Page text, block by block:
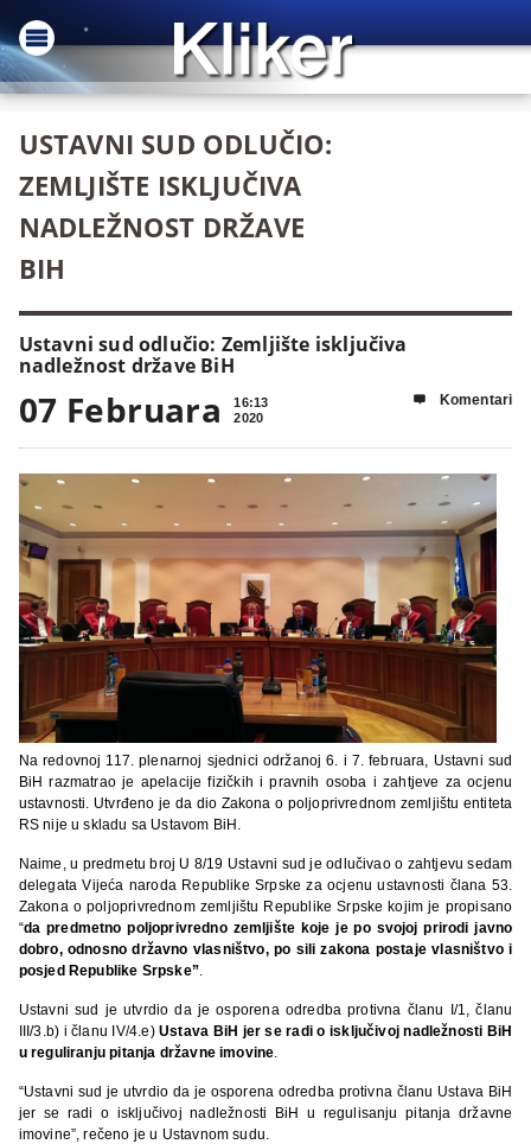
USTAVNI SUD ODLUČIO:
ZEMLJIŠTE ISKLJUČIVA
NADLEŽNOST DRŽAVE
BIH
Ustavni sud odlučio: Zemljište isključiva
nadležnost države BiH
07 Februara
16:13
2020
 Komentari
Na redovnoj 117. plenarnoj sjednici održanoj 6. i 7. februara, Ustavni sud
BiH razmatrao je apelacije fizičkih i pravnih osoba i zahtjeve za ocjenu
ustavnosti. Utvrđeno je da dio Zakona o poljoprivrednom zemljištu entiteta
RS nije u skladu sa Ustavom BiH.
Naime, u predmetu broj U 8/19 Ustavni sud je odlučivao o zahtjevu sedam
delegata Vijeća naroda Republike Srpske za ocjenu ustavnosti člana 53.
Zakona o poljoprivrednom zemljištu Republike Srpske kojim je propisano
“da predmetno poljoprivredno zemljište koje je po svojoj prirodi javno
dobro, odnosno državno vlasništvo, po sili zakona postaje vlasništvo i
posjed Republike Srpske”
Ustavni sud je utvrdio da je osporena odredba protivna članu I/1, članu
III/3.b) i članu IV/4.e)Ustava BiH jer se radi o isključivoj nadležnosti BiH
u reguliranju pitanja državne imovine
“Ustavni sud je utvrdio da je osporena odredba protivna članu Ustava BiH
jer se radi o isključivoj nadležnosti BiH u regulisanju pitanja državne
imovine”, rečeno je u Ustavnom sudu.